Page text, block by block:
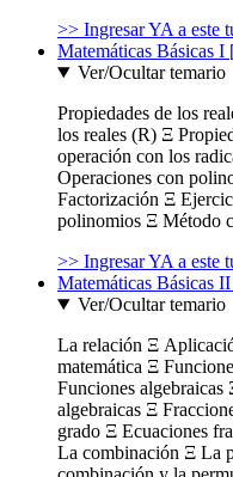
>> Ingresar YA a este
Matemáticas Básicas I
Ver/Ocultar temario
Propiedades de los
los reales (R) Ξ
operación con los
Operaciones con
Factorización Ξ
polinomios Ξ Método
>> Ingresar YA a este
Matemáticas Básicas
Ver/Ocultar temario
La relación Ξ
matemática Ξ
Funciones
algebraicas Ξ
grado Ξ Ecuaciones
La combinación Ξ La